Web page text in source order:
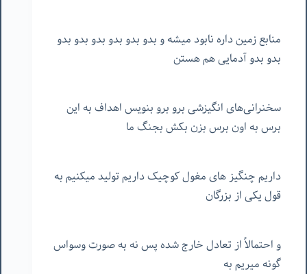
منابع زمین داره نابود میشه و بدو بدو بدو بدو بدو بدو
بدو بدو آدمایی هم هستن
سخنرانی‌های انگیزشی برو برو بنویس اهداف به این
برس به اون برس بزن بکش بجنگ ما
داریم چنگیز های مغول کوچیک داریم تولید میکنیم به
قول یکی از بزرگان
و احتمالاً از تعادل خارج شده پس نه به صورت وسواس
گونه میریم به